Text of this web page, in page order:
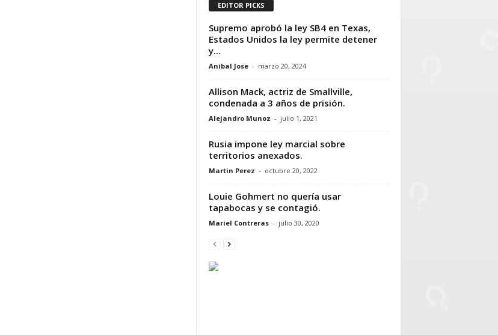
EDITOR PICKS
Supremo aprobó la ley SB4 en Texas,
Estados Unidos la ley permite detener
y...
Anibal Jose - marzo 20, 2024
Allison Mack, actriz de Smallville,
condenada a 3 años de prisión.
Alejandro Munoz - julio 1, 2021
Rusia impone ley marcial sobre
territorios anexados.
Martin Perez - octubre 20, 2022
Louie Gohmert no quería usar
tapabocas y se contagió.
Mariel Contreras - julio 30, 2020